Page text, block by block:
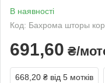
В наявності
Код: Бахрома шторы
691,60 ₴/
668,20 ₴ від 5 мотків